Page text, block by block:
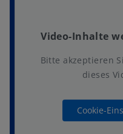
Video-Inhalte
Bitte akzeptieren
dieses
Cookie-